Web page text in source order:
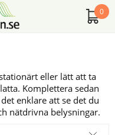
0
eller lätt att ta
Komplettera sedan
enklare att se det du
nätdrivna belysningar.